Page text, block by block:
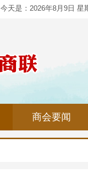
今天是： 2026年8月9日 星
商会要闻